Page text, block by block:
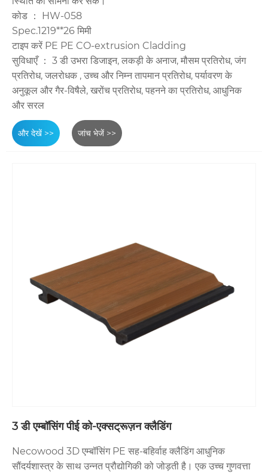
कोड ： HW-058
Spec.1219**26 मिमी
टाइप करें PE PE CO-extrusion Cladding
सुविधाएँ ： 3 डी उभरा डिजाइन, लकड़ी के अनाज, मौसम प्रतिरोध, जंग
प्रतिरोध, जलरोधक , उच्च और निम्न तापमान प्रतिरोध, पर्यावरण के
अनुकूल और गैर-विषैले, खरोंच प्रतिरोध, पहनने का प्रतिरोध, आधुनिक
और सरल
और देखें >> जांच भेजें >>
3 डी एम्बॉसिंग पीई को-एक्सट्रूज़न क्लैडिंग
Necowood 3D एम्बॉसिंग PE सह-बहिर्वाह क्लैडिंग आधुनिक
सौंदर्यशास्त्र के साथ उन्नत प्रौद्योगिकी को जोड़ती है। एक उच्च गुणवत्ता